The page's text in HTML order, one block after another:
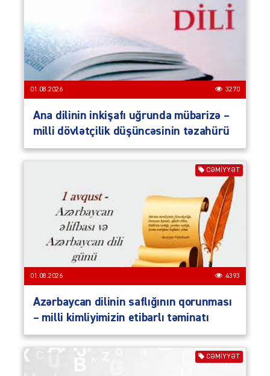
01.08.2026 3270
Ana dilinin inkişafı uğrunda mübarizə –
milli dövlətçilik düşüncəsinin təzahürü
CƏMIYYƏT
01.08.2026 4393
Azərbaycan dilinin saflığının qorunması
– milli kimliyimizin etibarlı təminatı
CƏMIYYƏT